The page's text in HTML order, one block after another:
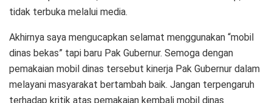
tidak terbuka melalui media.
Akhirnya saya mengucapkan selamat menggunakan “mobil
dinas bekas” tapi baru Pak Gubernur. Semoga dengan
pemakaian mobil dinas tersebut kinerja Pak Gubernur dalam
melayani masyarakat bertambah baik. Jangan terpengaruh
terhadap kritik atas pemakaian kembali mobil dinas